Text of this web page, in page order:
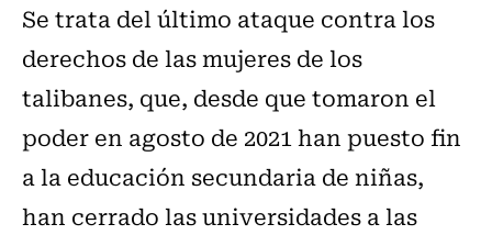
Se trata del último ataque contra los
derechos de las mujeres de los
talibanes, que, desde que tomaron el
poder en agosto de 2021 han puesto fin
a la educación secundaria de niñas,
han cerrado las universidades a las